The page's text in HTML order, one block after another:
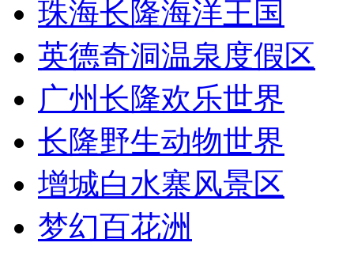
珠海长隆海洋王国
英德奇洞温泉度假区
广州长隆欢乐世界
长隆野生动物世界
增城白水寨风景区
梦幻百花洲